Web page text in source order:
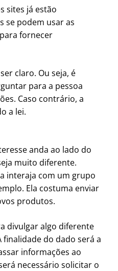
sites já estão
se podem usar as
fornecer
claro. Ou seja, é
para a pessoa
Caso contrário, a
a lei.
anda ao lado do
muito diferente.
interaja com um grupo
Ela costuma enviar
produtos.
divulgar algo diferente
finalidade do dado será a
informações ao
necessário solicitar o